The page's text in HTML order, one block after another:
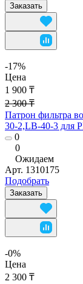
Заказать
-17%
Цена
1 900 ₸
2 300 ₸
Патрон фильтра
30-2,LB-40-3 для
0
0
Ожидаем
Арт. 1310175
Подобрать
Заказать
-0%
Цена
2 300 ₸